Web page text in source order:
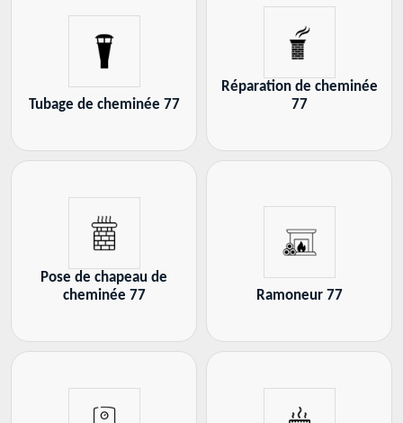
Tubage de cheminée 77
Réparation de cheminée
77
Pose de chapeau de
cheminée 77
Ramoneur 77